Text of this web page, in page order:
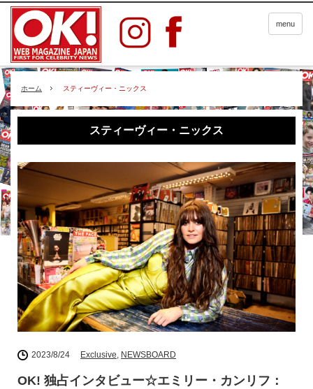
menu
ホーム スティーヴィー・ニックス
スティーヴィー・ニックス
2023/8/24 Exclusive, NEWSBOARD
OK! 独占インタビュー☆エミリー・カンリフ：